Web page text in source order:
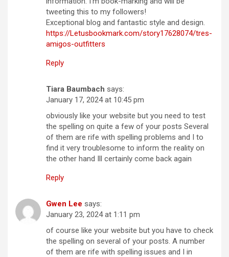
tweeting this to my followers!
Exceptional blog and fantastic style and design.
https://Letusbookmark.com/story17628074/tres-
amigos-outfitters
Reply
Tiara Baumbach says:
January 17, 2024 at 10:45 pm
obviously like your website but you need to test
the spelling on quite a few of your posts Several
of them are rife with spelling problems and I to
find it very troublesome to inform the reality on
the other hand Ill certainly come back again
Reply
Gwen Lee says:
January 23, 2024 at 1:11 pm
of course like your website but you have to check
the spelling on several of your posts. A number
of them are rife with spelling issues and I in